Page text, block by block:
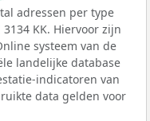
adressen per type
KK. Hiervoor zijn
systeem van de
landelijke database
indicatoren van
data gelden voor